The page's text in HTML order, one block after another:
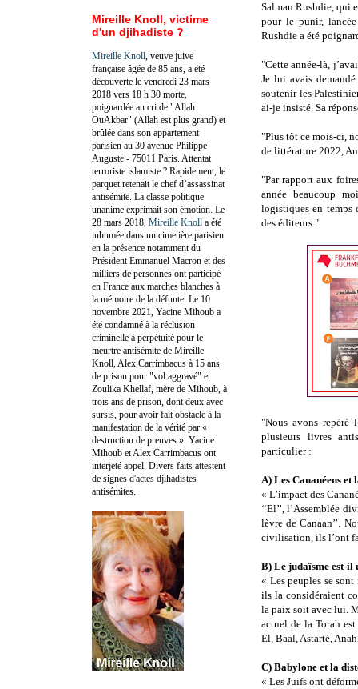
Salman Rushdie, qui
pour le punir,
Rushdie a été
"Cette année-là,
Je lui avais
soutenir les
ai-je insisté. Sa
"Plus tôt ce mois-ci,
de littérature 2022,
"Par rapport aux
année beaucoup
logistiques en temps
des éditeurs."
"Nous avons repéré
plusieurs livres
particulier :
A) Les Cananéens et
« L’impact des
‘‘El’’, l’Assemblée
lèvre de Canaan’’.
civilisation, ils l’ont
B) Le judaïsme est-il
« Les peuples se
ils la considéraient
la paix soit avec lui.
actuel de la Torah
El, Baal, Astarté,
C) Babylone et la
« Les Juifs ont
Mireille Knoll, victime
d'un djihadiste ?
Mireille Knoll , veuve juive
française âgée de 85 ans, a été
découverte le vendredi 23 mars
2018 vers 18 h 30 morte,
poignardée au cri de "Allah
OuAkbar" (Allah est plus grand) et
brûlée dans son appartement
parisien au 30 avenue Philippe
Auguste - 75011 Paris. Attentat
terroriste islamiste ? Rapidement, le
parquet retenait le chef d’assassinat
antisémite. La classe politique
unanime exprimait son émotion. Le
28 mars 2018, Mireille Knoll a été
inhumée dans un cimetière parisien
en la présence notamment du
Président Emmanuel Macron et des
milliers de personnes ont participé
en France aux marches blanches à
la mémoire de la défunte. Le 10
novembre 2021, Yacine Mihoub a
été condamné à la réclusion
criminelle à perpétuité pour le
meurtre antisémite de Mireille
Knoll, Alex Carrimbacus à 15 ans
de prison pour "vol aggravé" et
Zoulika Khellaf, mère de Mihoub, à
trois ans de prison, dont deux avec
sursis, pour avoir fait obstacle à la
manifestation de la vérité par «
destruction de preuves ». Yacine
Mihoub et Alex Carrimbacus ont
interjeté appel. Divers faits attestent
de signes d'actes djihadistes
antisémites.